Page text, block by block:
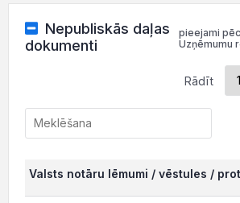
Nepubliskās daļas
dokumenti
pieejami
Uzņēmumu
Rādīt
Valsts notāru lēmumi / vēstules /